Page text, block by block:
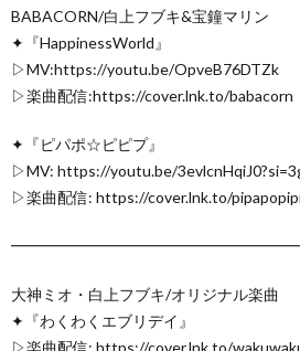
BABACORN/白上フブキ&宝鐘マリン
✦『HappinessWorld』
▷MV:https://youtu.be/OpveB76DTZk
▷楽曲配信:https://cover.lnk.to/babacorn
✦『ピパポ☆ピピプ』
▷MV: https://youtu.be/
▷楽曲配信: https://cover.lnk.to/
大神ミオ・白上フブキ/オリジナル楽曲
✦『わくわくエブリデイ』
▷楽曲配信: https://cover.lnk.to/